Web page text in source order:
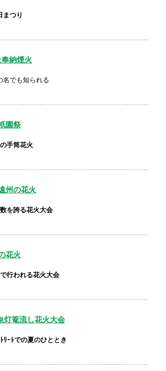
まつり
奉納煙火
名でも知られる
園祭
手筒花火
州の花火
を誇る花火大会
花火
行われる花火大会
灯篭流し花火大会
ﾘｰﾄでの夏のひととき